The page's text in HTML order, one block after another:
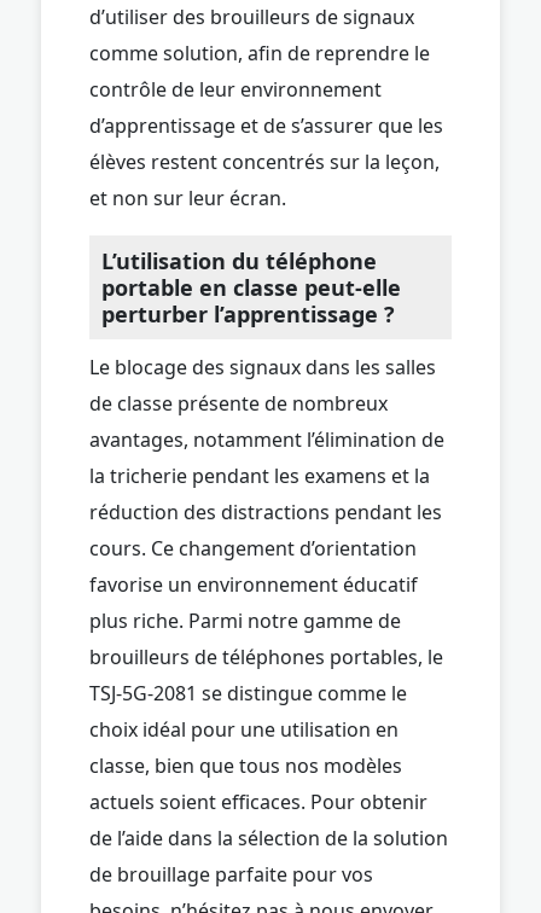
d’utiliser des brouilleurs de signaux
comme solution, afin de reprendre le
contrôle de leur environnement
d’apprentissage et de s’assurer que les
élèves restent concentrés sur la leçon,
et non sur leur écran.
L’utilisation du téléphone
portable en classe peut-elle
perturber l’apprentissage ?
Le blocage des signaux dans les salles
de classe présente de nombreux
avantages, notamment l’élimination de
la tricherie pendant les examens et la
réduction des distractions pendant les
cours. Ce changement d’orientation
favorise un environnement éducatif
plus riche. Parmi notre gamme de
brouilleurs de téléphones portables, le
TSJ-5G-2081 se distingue comme le
choix idéal pour une utilisation en
classe, bien que tous nos modèles
actuels soient efficaces. Pour obtenir
de l’aide dans la sélection de la solution
de brouillage parfaite pour vos